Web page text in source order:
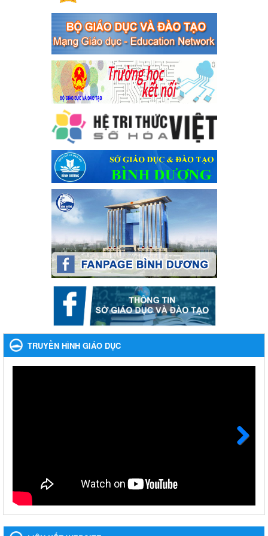
phạm, vi phạm pháp luật liên quan đến hoạt động tổ chức đánh
bạc và đánh bạc
Ngày ban hành: 04/03/2024
Kế hoạch Tổ chức Hội trại truyền thống học sinh thị xã Bến
Cát Lần thứ VIII, năm học 2023-2024
Kế hoạch Tổ chức Hội trại truyền thống học sinh thị xã Bến Cát
Lần thứ VIII, năm học 2023-2024
Ngày ban hành: 28/12/2023
Phối hợp rà soát nhu cầu tiêm vắc xin phòng Covid 19
Phối hợp rà soát nhu cầu tiêm vắc xin phòng Covid 19
Ngày ban hành: 22/11/2023
Phát động, triển khai Cuộc thi " An toàn giao thông cho nụ
cười ngày mai" dành cho học sinh và giáo viên trung học
năm học 2023-2024
Phát động, triển khai Cuộc thi " An toàn giao thông cho nụ cười
ngày mai" dành cho học sinh và giáo viên trung học năm học
Ngày ban hành: 22/11/2023
Nhắc nhỡ thực hiện thanh toán không dùng tiền mặt các
khoản thu trong nhà trường năm học 2023-2024 và các năm
Nhắc nhỡ thực hiện thanh toán không dùng tiền mặt các khoản
thu trong nhà trường năm học 2023-2024 và các năm tiếp theo
Ngày ban hành: 27/09/2023
bổng, hỗ trợ của Chương trình "Tiếp sức đến trường" năm
Ngày ban hành: 22/08/2023
Triển khai Kế hoạch Triển khai các hoạt động hưởng ứng
phong trào vệ sinh yêu nước nâng cao sức khỏe nhân dân
TRUYỀN HÌNH GIÁO DỤC